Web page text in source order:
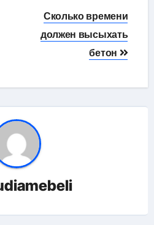
Сколько времени
должен высыхать
бетон